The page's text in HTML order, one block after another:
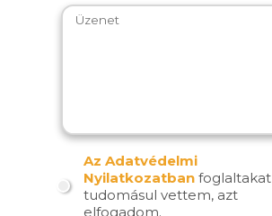
Az Adatvédelmi
Nyilatkozatban foglaltakat
tudomásul vettem, azt
elfogadom.